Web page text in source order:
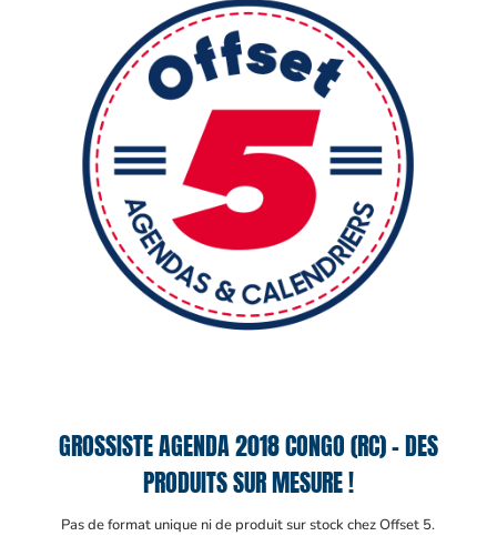
GROSSISTE AGENDA 2018 CONGO (RC) – DES
PRODUITS SUR MESURE !
Pas de format unique ni de produit sur stock chez Offset 5.